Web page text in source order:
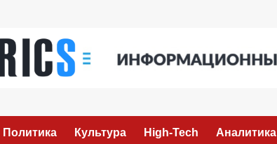
Политика Культура High-Tech Аналитика